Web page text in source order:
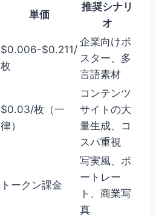
単価
推奨シナリ
オ
$0.006-$0.211/
枚
企業向けポ
スター、多
言語素材
$0.03/枚（一
律）
コンテンツ
サイトの大
量生成、コ
スパ重視
トークン課金
写実風、ポ
ートレー
ト、商業写
真